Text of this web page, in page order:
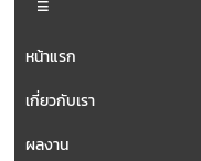
หน้าแรก
เกี่ยวกับเรา
ผลงาน